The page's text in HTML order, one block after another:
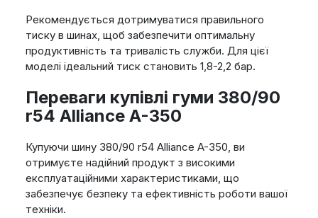
Рекомендується дотримуватися правильного
тиску в шинах, щоб забезпечити оптимальну
продуктивність та тривалість служби. Для цієї
моделі ідеальний тиск становить 1,8-2,2 бар.
Переваги купівлі гуми 380/90
r54 Alliance A-350
Купуючи шину 380/90 r54 Alliance A-350, ви
отримуєте надійний продукт з високими
експлуатаційними характеристиками, що
забезпечує безпеку та ефективність роботи вашої
техніки.